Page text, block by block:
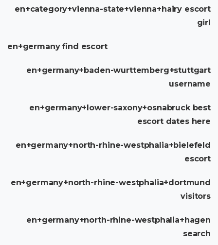
en+category+vienna-state+vienna+hairy escort
girl
en+germany find escort
en+germany+baden-wurttemberg+stuttgart
username
en+germany+lower-saxony+osnabruck best
escort dates here
en+germany+north-rhine-westphalia+bielefeld
escort
en+germany+north-rhine-westphalia+dortmund
visitors
en+germany+north-rhine-westphalia+hagen
search